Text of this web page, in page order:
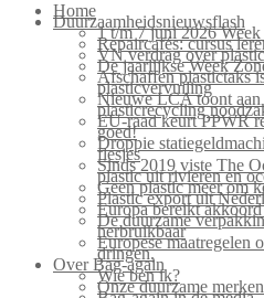
Home
Duurzaamheidsnieuwsflash
1 t/m 7 juni 2026
Repaircafés: cursus
VN verdrag over
De jaarlijkse Week
Afschaffen plastictaks
plasticvervuiling
Nieuwe LCA toont aan
plasticrecycling
EU-raad keurt PPWR
goed!
Droppie
flesjes
Sinds 2019 viste The
plastic uit rivieren en
Geen plastic meer om
Plastic export uit
Europa bereikt
De duurzame
herbruikbaar
Europese maatregelen
dringen.
Over Bag-again
Wie ben ik?
Onze duurzame merken